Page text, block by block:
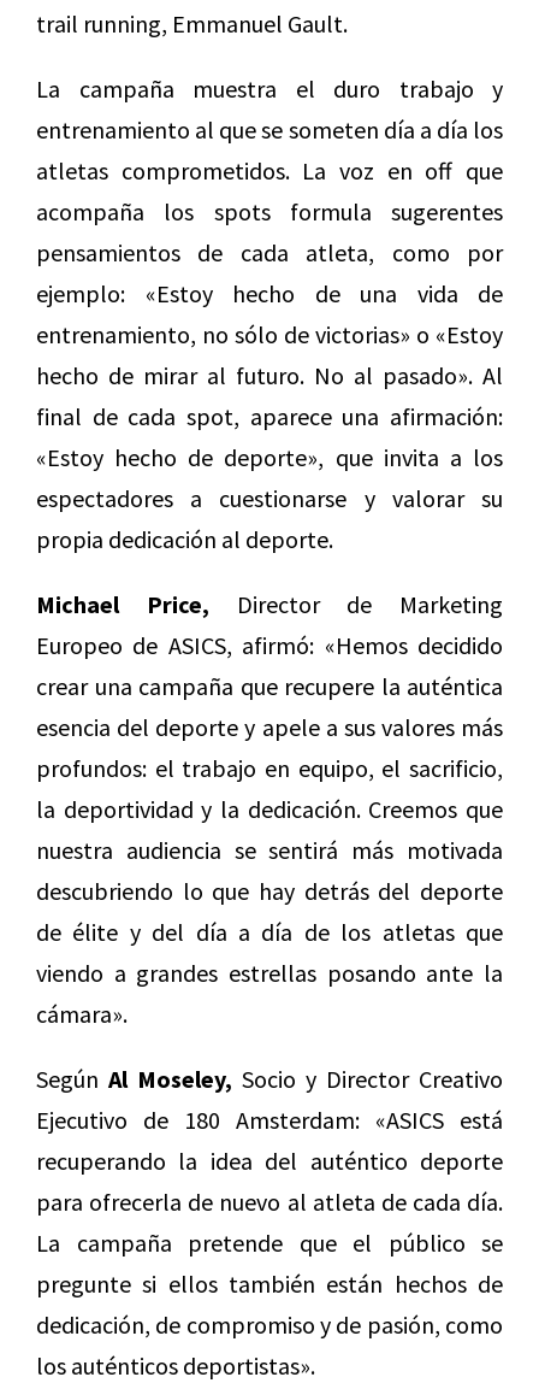
trail running, Emmanuel Gault.
La campaña muestra el duro trabajo y
entrenamiento al que se someten día a día los
atletas comprometidos. La voz en off que
acompaña los spots formula sugerentes
pensamientos de cada atleta, como por
ejemplo: «Estoy hecho de una vida de
entrenamiento, no sólo de victorias» o «Estoy
hecho de mirar al futuro. No al pasado». Al
final de cada spot, aparece una afirmación:
«Estoy hecho de deporte», que invita a los
espectadores a cuestionarse y valorar su
propia dedicación al deporte.
Michael Price, Director de Marketing
Europeo de ASICS, afirmó: «Hemos decidido
crear una campaña que recupere la auténtica
esencia del deporte y apele a sus valores más
profundos: el trabajo en equipo, el sacrificio,
la deportividad y la dedicación. Creemos que
nuestra audiencia se sentirá más motivada
descubriendo lo que hay detrás del deporte
de élite y del día a día de los atletas que
viendo a grandes estrellas posando ante la
cámara».
Según Al Moseley, Socio y Director Creativo
Ejecutivo de 180 Amsterdam: «ASICS está
recuperando la idea del auténtico deporte
para ofrecerla de nuevo al atleta de cada día.
La campaña pretende que el público se
pregunte si ellos también están hechos de
dedicación, de compromiso y de pasión, como
los auténticos deportistas».